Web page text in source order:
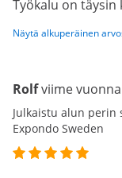
Työkalu on täysin
Näytä alkuperäinen
Rolfviime vuonna
Julkaistu alun perin
Expondo Sweden